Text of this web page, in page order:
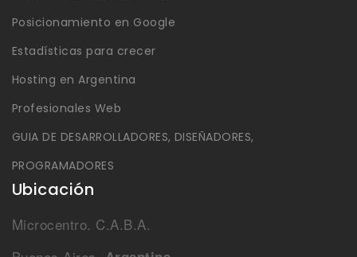
Posicionamiento en Google
Estadísticas para crecer
Hosting en Argentina
Profesionales Web
GUIA DE DESARROLLADORES, DISEÑADORES,
PROGRAMADORES
Ubicación
Microcentro. C.A.B.A.